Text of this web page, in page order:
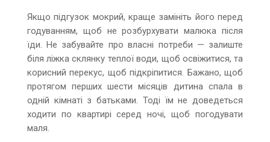
Якщо підгузок мокрий, краще замініть його перед
годуванням, щоб не розбурхувати малюка після
їди. Не забувайте про власні потреби — залиште
біля ліжка склянку теплої води, щоб освіжитися, та
корисний перекус, щоб підкріпитися. Бажано, щоб
протягом перших шести місяців дитина спала в
одній кімнаті з батьками. Тоді їм не доведеться
ходити по квартирі серед ночі, щоб погодувати
маля.